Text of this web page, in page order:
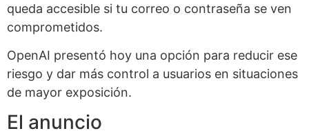
queda accesible si tu correo o contraseña se ven
comprometidos.
OpenAI presentó hoy una opción para reducir ese
riesgo y dar más control a usuarios en situaciones
de mayor exposición.
El anuncio